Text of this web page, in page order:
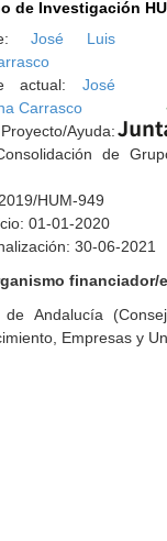
de Investigación
José Luis
actual: José
Carrasco
Ayuda:
de
HUM-949
01-01-2020
30-06-2021
financiador/
de Andalucía
Empresas y